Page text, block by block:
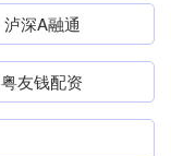
泸深A融通
粤友钱配资